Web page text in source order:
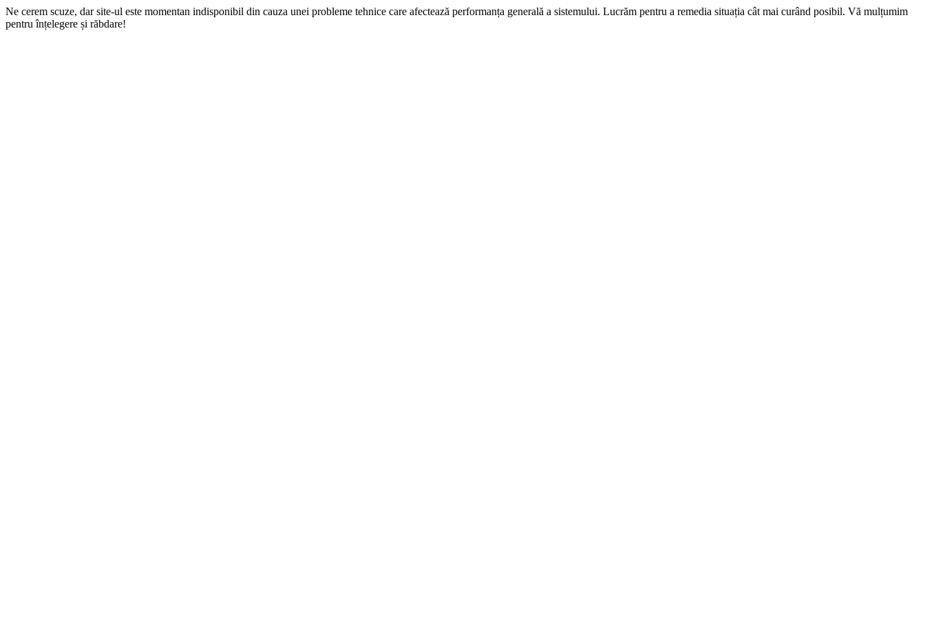
Ne cerem scuze, dar site-ul este momentan indisponibil din cauza unei probleme tehnice care afectează performanța generală a sistemului. Lucrăm pentru a remedia situația cât mai curând posibil. Vă mulțumim
pentru înțelegere și răbdare!